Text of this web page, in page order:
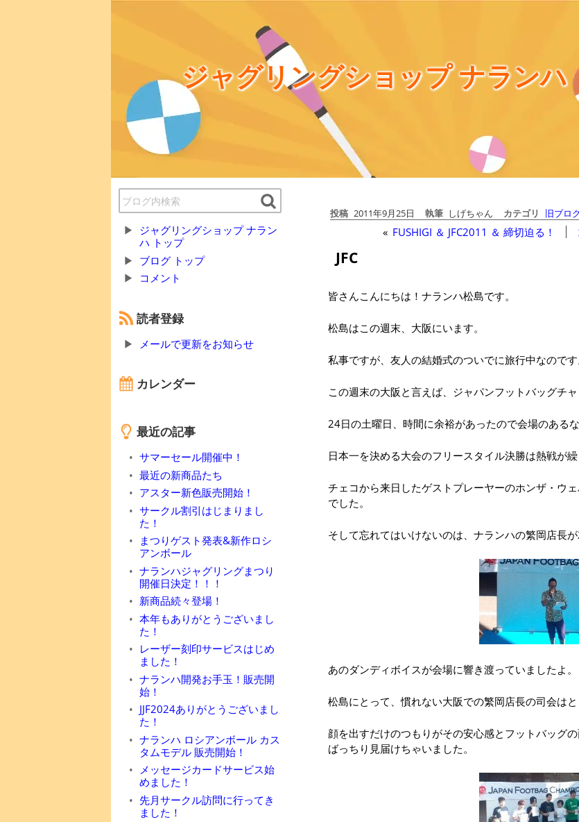
ジャグリングショップ ナランハ
ジャグリングショップ ナラン
ハ トップ
ブログ トップ
コメント
読者登録
メールで更新をお知らせ
カレンダー
最近の記事
サマーセール開催中！
最近の新商品たち
アスター新色販売開始！
サークル割引はじまりまし
た！
まつりゲスト発表&新作ロシ
アンボール
ナランハジャグリングまつり
開催日決定！！！
新商品続々登場！
本年もありがとうございまし
た！
レーザー刻印サービスはじめ
ました！
ナランハ開発お手玉！販売開
始！
JJF2024ありがとうございまし
た！
ナランハ ロシアンボール カス
タムモデル 販売開始！
メッセージカードサービス始
めました！
先月サークル訪問に行ってき
ました！
投稿 2011年9月25日 執筆 しげちゃん カテゴリ 旧ブロ
« FUSHIGI ＆ JFC2011 ＆ 締切迫る！
JFC
皆さんこんにちは！ナランハ松島です。
松島はこの週末、大阪にいます。
私事ですが、友人の結婚式のついでに旅行中なのです
この週末の大阪と言えば、ジャパンフットバッグチ
24日の土曜日、時間に余裕があったので会場のある
日本一を決める大会のフリースタイル決勝は熱戦が
チェコから来日したゲストプレーヤーのホンザ・ウ
でした。
そして忘れてはいけないのは、ナランハの繁岡店長
あのダンディボイスが会場に響き渡っていましたよ。
松島にとって、慣れない大阪での繁岡店長の司会はと
顔を出すだけのつもりがその安心感とフットバッグ
ばっちり見届けちゃいました。